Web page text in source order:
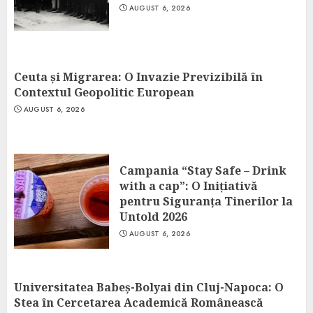
AUGUST 6, 2026
Ceuta și Migrarea: O Invazie Previzibilă în
Contextul Geopolitic European
AUGUST 6, 2026
Campania “Stay Safe – Drink
with a cap”: O Inițiativă
pentru Siguranța Tinerilor la
Untold 2026
AUGUST 6, 2026
Universitatea Babeș-Bolyai din Cluj-Napoca: O
Stea în Cercetarea Academică Românească